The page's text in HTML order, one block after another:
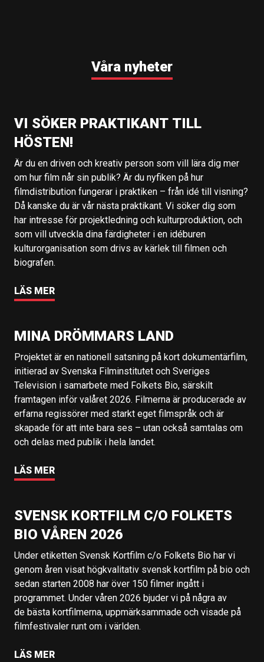
Våra nyheter
VI SÖKER PRAKTIKANT TILL
HÖSTEN!
Är du en driven och kreativ person som vill lära dig mer
om hur film når sin publik? Är du nyfiken på hur
filmdistribution fungerar i praktiken – från idé till visning?
Då kanske du är vår nästa praktikant. Vi söker dig som
har intresse för projektledning och kulturproduktion, och
som vill utveckla dina färdigheter i en idéburen
kulturorganisation som drivs av kärlek till filmen och
biografen.
LÄS MER
MINA DRÖMMARS LAND
Projektet är en nationell satsning på kort dokumentärfilm,
initierad av Svenska Filminstitutet och Sveriges
Television i samarbete med Folkets Bio, särskilt
framtagen inför valåret 2026. Filmerna är producerade av
erfarna regissörer med starkt eget filmspråk och är
skapade för att inte bara ses – utan också samtalas om
och delas med publik i hela landet.
LÄS MER
SVENSK KORTFILM C/O FOLKETS
BIO VÅREN 2026
Under etiketten Svensk Kortfilm c/o Folkets Bio har vi
genom åren visat högkvalitativ svensk kortfilm på bio och
sedan starten 2008 har över 150 filmer ingått i
programmet. Under våren 2026 bjuder vi på några av
de bästa kortfilmerna, uppmärksammade och visade på
filmfestivaler runt om i världen.
LÄS MER